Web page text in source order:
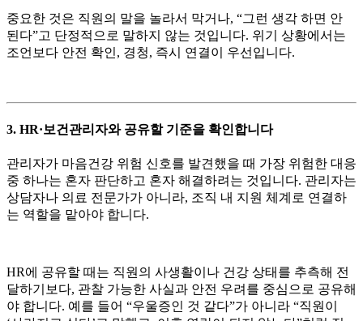
중요한 것은 직원의 말을 놀라서 막거나, “그런 생각 하면 안
된다”고 단정적으로 말하지 않는 것입니다. 위기 상황에서는
조언보다 안전 확인, 경청, 즉시 연결이 우선입니다.
3. HR·보건관리자와 공유할 기준을 확인합니다
관리자가 마음건강 위험 신호를 발견했을 때 가장 위험한 대응
중 하나는 혼자 판단하고 혼자 해결하려는 것입니다. 관리자는
상담자나 의료 전문가가 아니라, 조직 내 지원 체계로 연결하
는 역할을 맡아야 합니다.
HR에 공유할 때는 직원의 사생활이나 건강 상태를 추측해 전
달하기보다, 관찰 가능한 사실과 안전 우려를 중심으로 공유해
야 합니다. 예를 들어 “우울증인 것 같다”가 아니라 “직원이